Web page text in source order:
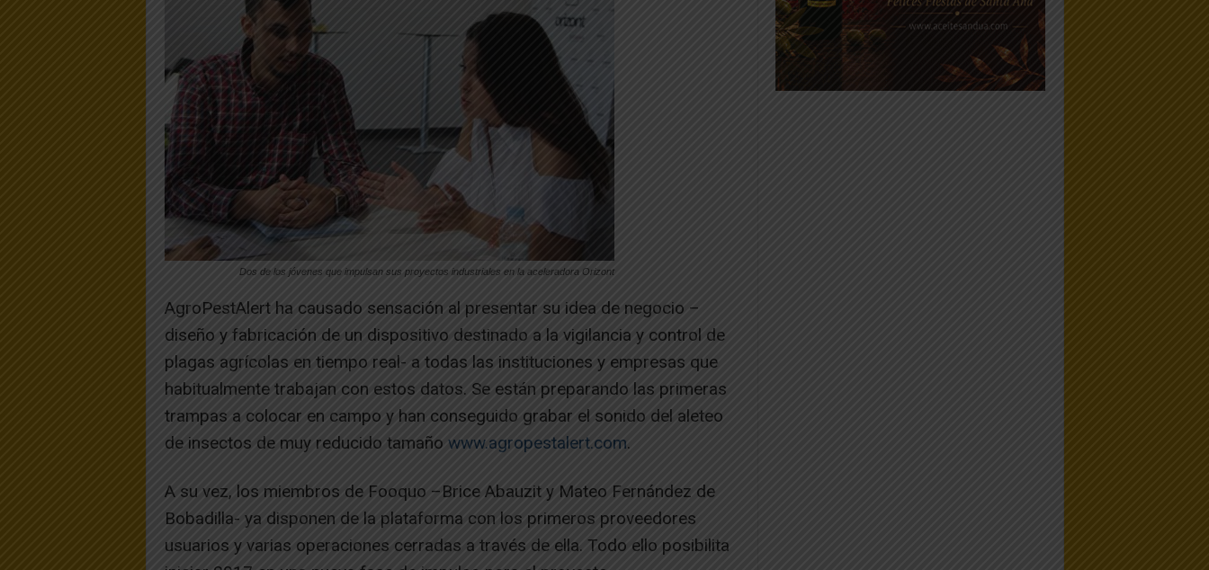
Dos de los jóvenes que impulsan sus proyectos industriales en la aceleradora Orizont
AgroPestAlert ha causado sensación al presentar su idea de negocio –
diseño y fabricación de un dispositivo destinado a la vigilancia y control de
plagas agrícolas en tiempo real- a todas las instituciones y empresas que
habitualmente trabajan con estos datos. Se están preparando las primeras
trampas a colocar en campo y han conseguido grabar el sonido del aleteo
de insectos de muy reducido tamaño www.agropestalert.com.
A su vez, los miembros de Fooquo –Brice Abauzit y Mateo Fernández de
Bobadilla- ya disponen de la plataforma con los primeros proveedores
usuarios y varias operaciones cerradas a través de ella. Todo ello posibilita